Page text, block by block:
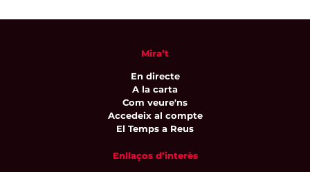
Mira’t
En directe
A la carta
Com veure'ns
Accedeix al compte
El Temps a Reus
Enllaços d’interès